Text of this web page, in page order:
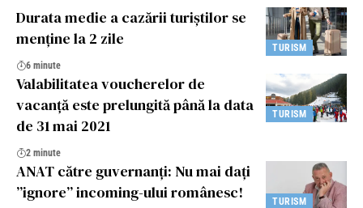
TURISM
Durata medie a cazării turiștilor se
menține la 2 zile
6 minute
TURISM
Valabilitatea voucherelor de
vacanță este prelungită până la data
de 31 mai 2021
2 minute
TURISM
ANAT către guvernanți: Nu mai dați
”ignore” incoming-ului românesc!